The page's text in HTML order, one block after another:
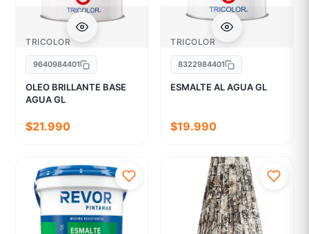
TRICOLOR
9640984401
OLEO BRILLANTE BASE
AGUA GL
$21.990
TRICOLOR
8322984401
ESMALTE AL AGUA GL
$19.990